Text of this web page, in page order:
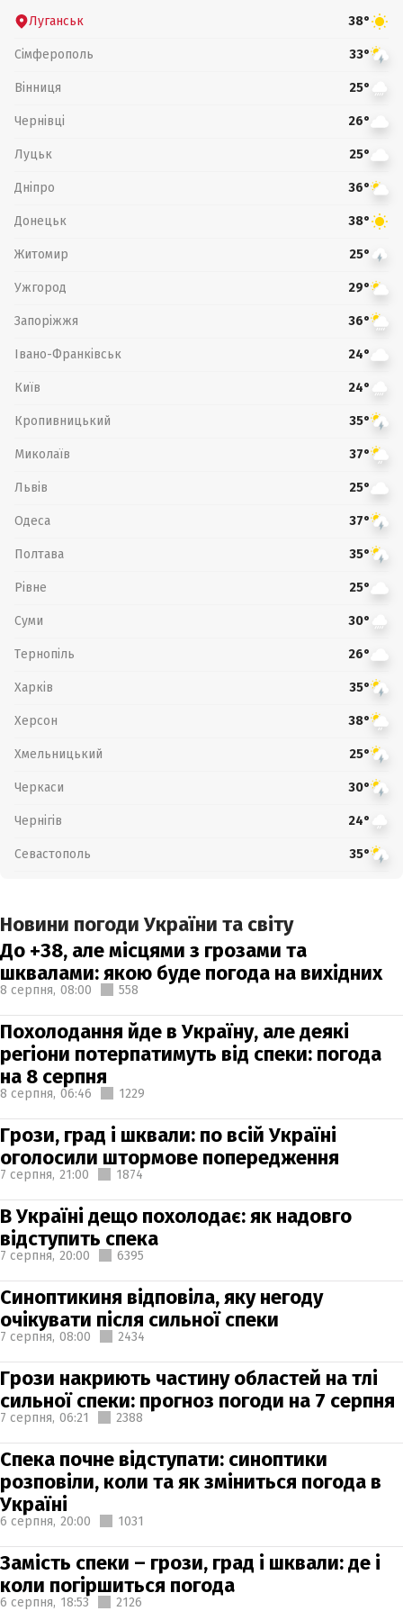
Луганськ 38°
Сімферополь 33°
Вінниця 25°
Чернівці 26°
Луцьк 25°
Дніпро 36°
Донецьк 38°
Житомир 25°
Ужгород 29°
Запоріжжя 36°
Івано-Франківськ 24°
Київ 24°
Кропивницький 35°
Миколаїв 37°
Львів 25°
Одеса 37°
Полтава 35°
Рівне 25°
Суми 30°
Тернопіль 26°
Харків 35°
Херсон 38°
Хмельницький 25°
Черкаси 30°
Чернігів 24°
Севастополь 35°
Новини погоди України та світу
До +38, але місцями з грозами та
шквалами: якою буде погода на вихідних
8 серпня, 08:00 558
Похолодання йде в Україну, але деякі
регіони потерпатимуть від спеки: погода
на 8 серпня
8 серпня, 06:46 1229
Грози, град і шквали: по всій Україні
оголосили штормове попередження
7 серпня, 21:00 1874
В Україні дещо похолодає: як надовго
відступить спека
7 серпня, 20:00 6395
Синоптикиня відповіла, яку негоду
очікувати після сильної спеки
7 серпня, 08:00 2434
Грози накриють частину областей на тлі
сильної спеки: прогноз погоди на 7 серпня
7 серпня, 06:21 2388
Спека почне відступати: синоптики
розповіли, коли та як зміниться погода в
Україні
6 серпня, 20:00 1031
Замість спеки – грози, град і шквали: де і
коли погіршиться погода
6 серпня, 18:53 2126